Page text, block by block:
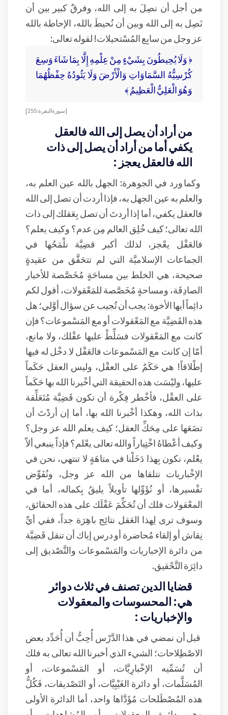
من أجل أن نصِلَ به إلى الله، وفرقٌ كبير بين أن
نَصِل به إلى الله وبين أن نُحيطَ بالله، الإحاطة بالله
عز وجل من سابِع المُسْتحيلات! لقوله تعالى:
﴿ وَلَا يُحِيطُونَ بِشَيْءٍ مِنْ عِلْمِهِ إِلَّا بِمَا شَاءَ وَسِعَ
كُرْسِيُّهُ السَّمَاوَاتِ وَالْأَرْضَ وَلَا يَئُودُهُ حِفْظُهُمَا
وَهُوَ الْعَلِيُّ الْعَظِيمُ ﴾
[ سورة البقرة: 255 ]
من أراد أن يصل إلى الله فالعقل
يكفي أما من أراد أن يصل إلى ذات
الله فالعقل يعجز :
وكما ورد في الجوهرة: الجهل بالله عين العلم به،
والعلم به عين الجهل به، فإذا أردت أن تصل إلى الله
فالعقل يكفي، أما إذا أردتَ أن تصل بِعَقلك إلى ذات
الله تعالى؛ كيف خُلِق العالم مِن عدم؟ وكيف يعلم؟
فالعَقْل يعْجز، لذلك أكبر قضِيَّة نلْمَحُها في
الجماعات الإسلاميَّة التي لم تتحَقَّق من عقيدةٍ
صحيحة، هي الخلط بين مساحَةٍ مُخَصَّصة للأخبار
الصادِقَة، ومساحةٍ مُخَصَّصة للمَعْقولات، أقول لكم
دائِماً أيها الأخوة: يجب أن تُجيب عن سؤال أوَّلي؛ هل
هذه القَضِيَّة مع المَعْقولات أو مع المَسْموعات؟ فإن
كانت مع المَعْقولات فسَلِّطْ عليها عقْلك، ولا مانع،
أمّا إن كانت مع المَسْموعات فالعَقْل لا دخْل له فيها
إطْلاقاً! هي حَكَمٌ على العقْل، وليس العقل حَكَماً
عليها، وليْسَت هذه الحقيقة التي أخْبرنا الله بها حَكَماً
على العقْل، فأخْطر فِكْرة أن تكون قَضِيَّة مُتَعَلِّقة
بذات الله، وهكذا أخْبرنا الله بها، أما إن أردْتَ أن
تضَعَها على مِحَكِّ العقل؛ كيف يعلم الله عز وجل؟
وكيف أعْطاهُ اخْتِياراً والله تعالى يعْلم؟ فإذاً ينبغي ألاّ
يعْلم، نكون بِهذا دَخَلْنا في متاهَةٍ لا تنتهي، نحن في
الإخْباريات نتلقاها من الله عز وجل، ونُفَوِّض
تفْسيرها، أو نُؤَوِّلها تأويلاً يليقُ بِكماله، أما في
المعْقولات فلك أن تُحَكِّمَ عَقْلَك على هذه الحقائق،
وسوف ترى لِهذا العَقل نتائِج باهِرَة جداً، ففي أيِّ
نِقاش أو إلقاء مُحاضرة أو درس إياك أن تنقل قَضِيَّة
من دائرة الإخباريات والمَسْموعات والتَّصْديق إلى
دائِرَة التَّحْقيق.
قضايا الدين تصنف في ثلاث دوائر
هي: المحسوسات والمعقولات
والإخباريات :
قبل أن نمضي في هذا الدَّرْس أُحِبُّ أن أُحَدِّد بعض
الاصْطِلاحات؛ الشيء الذي أخبرنا الله تعالى به فلك
أن تُسَمِّيه الإخْبارِيَّات، أو المَسْموعات، أو
المُسَلَّمات، أو دائرة الغَيْبِيَّات، أو التَصْديقات، فَكُلُّ
هذه المُصْطَلحات مُؤَدَّاها واحد، أما الدائرة الأولى